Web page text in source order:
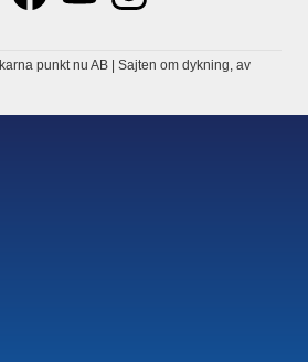
punkt nu AB | Sajten om dykning, av